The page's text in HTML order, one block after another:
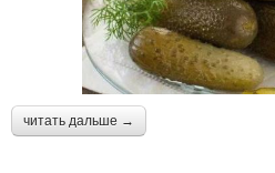
читать дальше →